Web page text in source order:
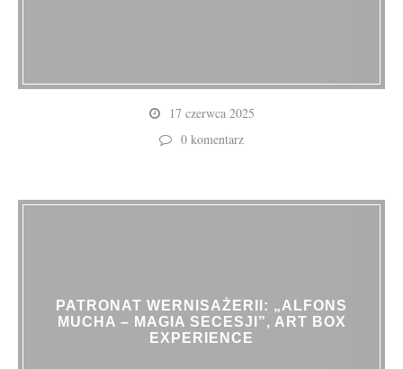
17 czerwca 2025
0 komentarz
PATRONAT WERNISAŻERII: „ALFONS
MUCHA – MAGIA SECESJI”, ART BOX
EXPERIENCE